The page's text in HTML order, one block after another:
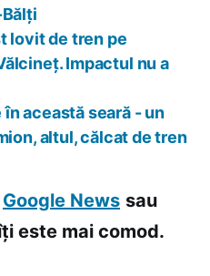
lovit de tren pe
Impactul nu a
această seară - un
altul, călcat de tren
Google News sau
este mai comod.